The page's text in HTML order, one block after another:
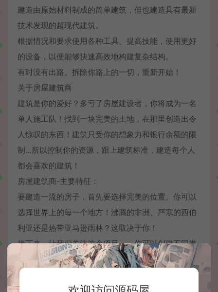
建造由原始材料制成的简单建筑，但也建造具有最新
技术发现的超现代建筑。
根据情况和要求使用各种工具。提高技能，使用更好
的设备，以便能够快速高效地构建复杂结构。
有时没有出路。拆除你路上的一切，重新开始！
关于房屋建筑商
建筑是你的爱好？多亏了房屋建设者，你将成为一名
单人施工队！找到一块完美的土地，在那里创造出令
人惊叹的东西！建筑只受你的想象力和银行余额的限
制…所以控制你的资源，跟上建筑标准，建造每个人
都会喜欢的建筑！
房屋建筑商-主要特征：
要建造一流的房子，首先要选择完美的位置。你可以
选择世界上的每一个地方！沸腾的非洲、严寒的西伯
利亚还是热带亚马逊雨林？这取决于你！
接下来，让我们关注这个项目——你可以创建不同类
型的建筑——从可怜的小棚屋到奢华的豪宅。这还取
决于您将使用的材料。它们每个都有不同的属性。使